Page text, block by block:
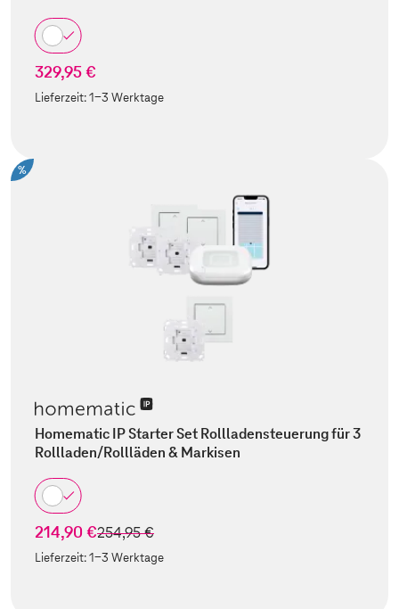
329,95 €
Lieferzeit:1-3 Werktage
%
Homematic IP Starter Set Rollladensteuerung für 3
Rollladen/Rollläden & Markisen
214,90 €statt
254,95 €
Lieferzeit:1-3 Werktage